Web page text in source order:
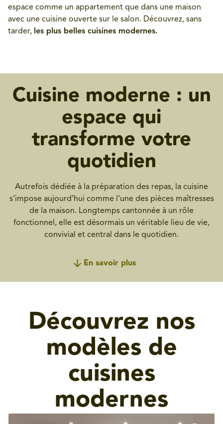
espace comme un appartement que dans une maison
avec une cuisine ouverte sur le salon. Découvrez, sans
tarder, les plus belles cuisines modernes.
Cuisine moderne : un
espace qui
transforme votre
quotidien
Autrefois dédiée à la préparation des repas, la cuisine
s’impose aujourd’hui comme l’une des pièces maîtresses
de la maison. Longtemps cantonnée à un rôle
fonctionnel, elle est désormais un véritable lieu de vie,
convivial et central dans le quotidien.
En savoir plus
Découvrez nos
modèles de
cuisines
modernes